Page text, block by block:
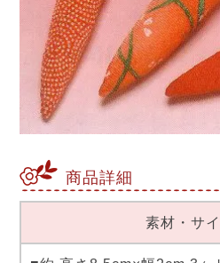
商品詳細
素材・サ